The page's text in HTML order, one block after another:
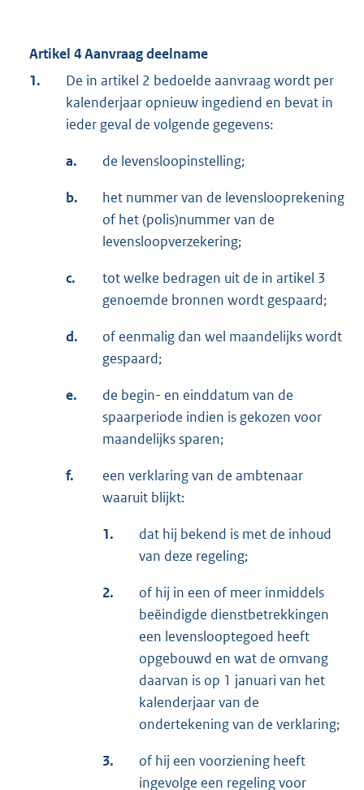
Artikel 4 Aanvraag deelname
1.
De in artikel 2 bedoelde aanvraag wordt per
kalenderjaar opnieuw ingediend en bevat in
ieder geval de volgende gegevens:
a. de levensloopinstelling;
b.
het nummer van de levenslooprekening
of het (polis)nummer van de
levensloopverzekering;
c.
tot welke bedragen uit de in artikel 3
genoemde bronnen wordt gespaard;
d.
of eenmalig dan wel maandelijks wordt
gespaard;
e.
de begin- en einddatum van de
spaarperiode indien is gekozen voor
maandelijks sparen;
f.
een verklaring van de ambtenaar
waaruit blijkt:
1.
dat hij bekend is met de inhoud
van deze regeling;
2.
of hij in een of meer inmiddels
beëindigde dienstbetrekkingen
een levenslooptegoed heeft
opgebouwd en wat de omvang
daarvan is op 1 januari van het
kalenderjaar van de
ondertekening van de verklaring;
3.
of hij een voorziening heeft
ingevolge een regeling voor